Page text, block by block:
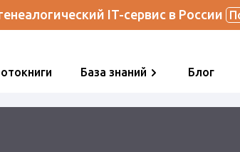
IT-сервис в России
База знаний Блог